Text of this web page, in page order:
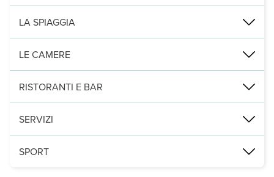
Tulum, a 1,8 km dalla spiaggia, 5,5 dal villaggio e 115
LA SPIAGGIA
di fine sabbia bianca attrezzata con ombrelloni e lettini a
LE CAMERE
83 camere, di cui deluxe con un letto king (massimo 2 adulti)
RISTORANTI E BAR
1 ristorante principale a per la colazione buffet e 1 bar in zona
SERVIZI
1 piscina con ombrelloni, lettini e teli mare (a disposizione dei
SPORT